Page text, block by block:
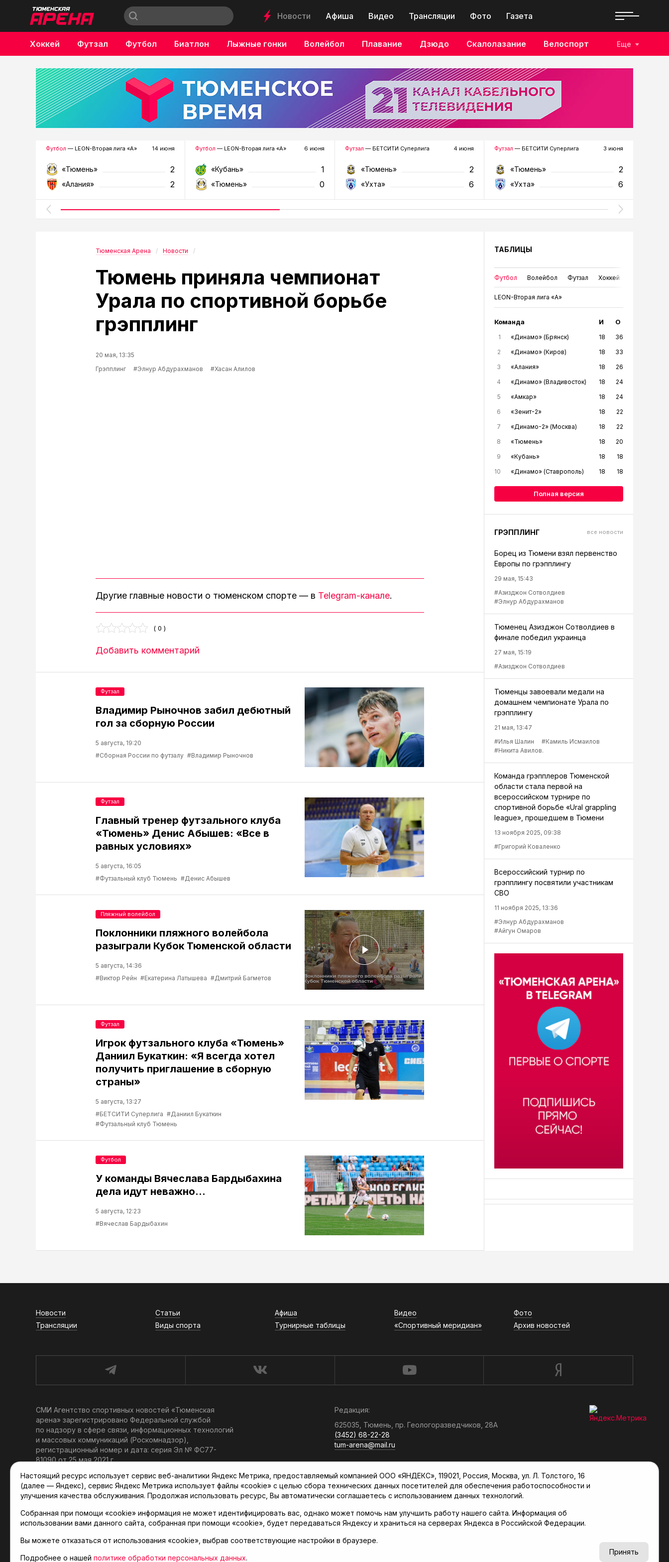
Новости Афиша Видео Трансляции Фото Газета
Хоккей Футзал Футбол Биатлон Лыжные гонки Волейбол Плавание Дзюдо Скалолазание Велоспорт
Бокс
Еще
Футбол — LEON-Вторая лига «А» 14 июня
«Тюмень» 2
«Алания» 2
Футбол — LEON-Вторая лига «А» 6 июня
«Кубань» 1
«Тюмень» 0
Футзал — БЕТСИТИ Суперлига 4 июня
«Тюмень» 2
«Ухта» 6
Футзал — БЕТСИТИ Суперлига 3 июня
«Тюмень» 2
«Ухта» 6
Тюменская Арена Новости
Тюмень приняла чемпионат
Урала по спортивной борьбе
грэпплинг
20 мая, 13:35
Грэпплинг
#Элнур Абдурахманов #Хасан Алилов
Другие главные новости о тюменском спорте — в Telegram-канале.
( 0 )
Добавить комментарий
Владимир Рыночнов забил дебютный
гол за сборную России
5 августа, 19:20
#Сборная России по футзалу #Владимир Рыночнов
Футзал
Главный тренер футзального клуба
«Тюмень» Денис Абышев: «Все в
равных условиях»
5 августа, 16:05
#Футзальный клуб Тюмень #Денис Абышев
Футзал
Поклонники пляжного волейбола
разыграли Кубок Тюменской области
5 августа, 14:36
#Виктор Рейн #Екатерина Латышева #Дмитрий Багметов
Пляжный волейбол
Игрок футзального клуба «Тюмень»
Даниил Букаткин: «Я всегда хотел
получить приглашение в сборную
страны»
5 августа, 13:27
#БЕТСИТИ Суперлига #Даниил Букаткин
#Футзальный клуб Тюмень
Футзал
У команды Вячеслава Бардыбахина
дела идут неважно…
5 августа, 12:23
#Вячеслав Бардыбахин
Футбол
ТАБЛИЦЫ
Футбол Волейбол Футзал Хоккей
LEON-Вторая лига «А»
Команда И О
1 «Динамо» (Брянск) 18
36
2
«Динамо» (Киров) 18
33
3
«Алания» 18
26
4
«Динамо» (Владивосток) 18
24
5
«Амкар» 18
24
6
«Зенит-2» 18
22
7
«Динамо-2» (Москва) 18
22
8
«Тюмень» 18
20
9
«Кубань» 18
18
10
«Динамо» (Ставрополь) 18 18
Полная версия
ГРЭППЛИНГ все новости
Борец из Тюмени взял первенство
Европы по грэпплингу
29 мая, 15:43
#Азизджон Сотволдиев
#Элнур Абдурахманов
Тюменец Азизджон Сотволдиев в
финале победил украинца
27 мая, 15:19
#Азизджон Сотволдиев
Тюменцы завоевали медали на
домашнем чемпионате Урала по
грэпплингу
21 мая, 13:47
#Илья Шалин
#Камиль Исмаилов
#Никита Авилов.
Команда грэпплеров Тюменской
области стала первой на
всероссийском турнире по
спортивной борьбе «Ural grappling
league», прошедшем в Тюмени
13 ноября 2025, 09:38
#Григорий Коваленко
Всероссийский турнир по
грэпплингу посвятили участникам
СВО
11 ноября 2025, 13:36
#Элнур Абдурахманов
#Айгун Омаров
Новости Статьи Афиша Видео
Фото
Трансляции
Виды спорта Турнирные таблицы «Спортивный меридиан» Архив новостей
СМИ Агентство спортивных новостей «Тюменская
арена» зарегистрировано Федеральной службой
по надзору в сфере связи, информационных технологий
и массовых коммуникаций (Роскомнадзор),
регистрационный номер и дата: серия Эл № ФС77-
81090 от 25 мая 2021 г.
Главный редактор: Мартынов В. В.
При использовании материалов ссылка обязательна.
Политика конфиденциальности
Редакция:
625035, Тюмень, пр. Геологоразведчиков, 28А
(3452) 68-22-28
tum-arena@mail.ru
Отдел продаж:
(3452) 68-89-78
kotovaev@sibinformburo.ru
© 2001-2026 Агентство спортивных новостей «Тюменская арена»
Карта сайта
6+
Настоящий ресурс использует сервис веб-аналитики Яндекс Метрика, предоставляемый компанией ООО «ЯНДЕКС», 119021, Россия, Москва, ул. Л. Толстого, 16
(далее — Яндекс), сервис Яндекс Метрика использует файлы «cookie» с целью сбора технических данных посетителей для обеспечения работоспособности и
улучшения качества обслуживания. Продолжая использовать ресурс, Вы автоматически соглашаетесь с использованием данных технологий.
Собранная при помощи «cookie» информация не может идентифицировать вас, однако может помочь нам улучшить работу нашего сайта. Информация об
использовании вами данного сайта, собранная при помощи «cookie», будет передаваться Яндексу и храниться на серверах Яндекса в Российской Федерации.
Вы можете отказаться от использования «cookie», выбрав соответствующие настройки в браузере.
Подробнее о нашей политике обработки персональных данных.
Принять